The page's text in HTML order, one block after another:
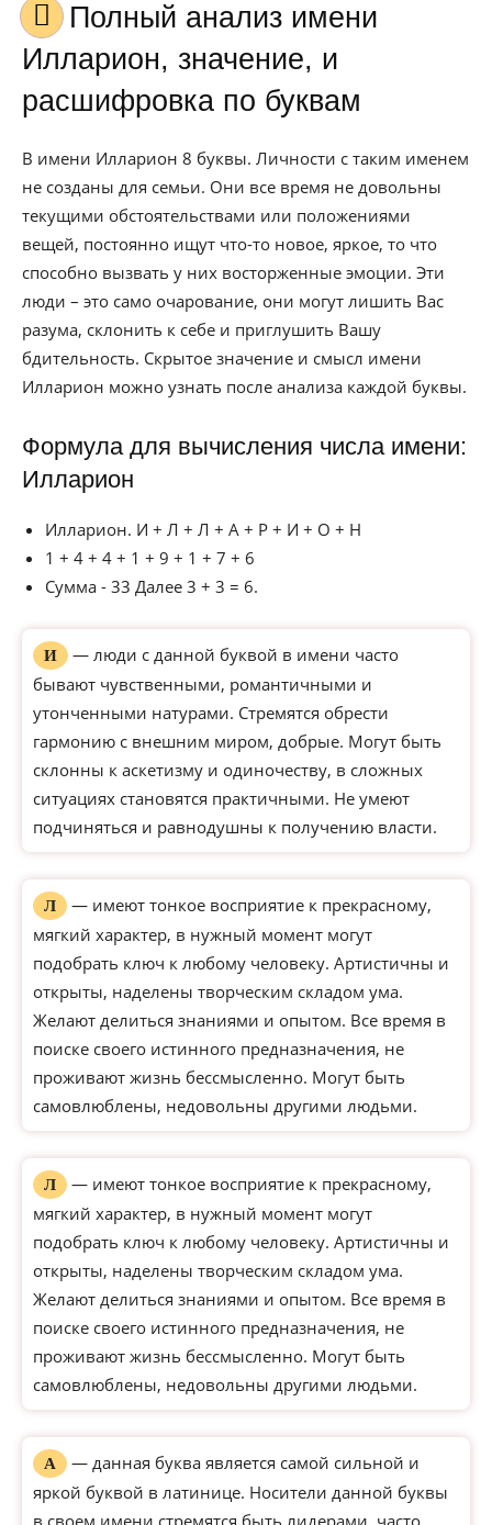
Полный анализ имени
Илларион, значение, и
расшифровка по буквам
В имени Илларион 8 буквы. Личности с таким именем
не созданы для семьи. Они все время не довольны
текущими обстоятельствами или положениями
вещей, постоянно ищут что-то новое, яркое, то что
способно вызвать у них восторженные эмоции. Эти
люди – это само очарование, они могут лишить Вас
разума, склонить к себе и приглушить Вашу
бдительность. Скрытое значение и смысл имени
Илларион можно узнать после анализа каждой буквы.
Формула для вычисления числа имени:
Илларион
Илларион. И + Л + Л + А + Р + И + О + Н
1 + 4 + 4 + 1 + 9 + 1 + 7 + 6
Сумма - 33 Далее 3 + 3 = 6.
И
— люди с данной буквой в имени часто
бывают чувственными, романтичными и
утонченными натурами. Стремятся обрести
гармонию с внешним миром, добрые. Могут быть
склонны к аскетизму и одиночеству, в сложных
ситуациях становятся практичными. Не умеют
подчиняться и равнодушны к получению власти.
Л
— имеют тонкое восприятие к прекрасному,
мягкий характер, в нужный момент могут
подобрать ключ к любому человеку. Артистичны и
открыты, наделены творческим складом ума.
Желают делиться знаниями и опытом. Все время в
поиске своего истинного предназначения, не
проживают жизнь бессмысленно. Могут быть
самовлюблены, недовольны другими людьми.
Л
— имеют тонкое восприятие к прекрасному,
мягкий характер, в нужный момент могут
подобрать ключ к любому человеку. Артистичны и
открыты, наделены творческим складом ума.
Желают делиться знаниями и опытом. Все время в
поиске своего истинного предназначения, не
проживают жизнь бессмысленно. Могут быть
самовлюблены, недовольны другими людьми.
А
— данная буква является самой сильной и
яркой буквой в латинице. Носители данной буквы
в своем имени стремятся быть лидерами, часто